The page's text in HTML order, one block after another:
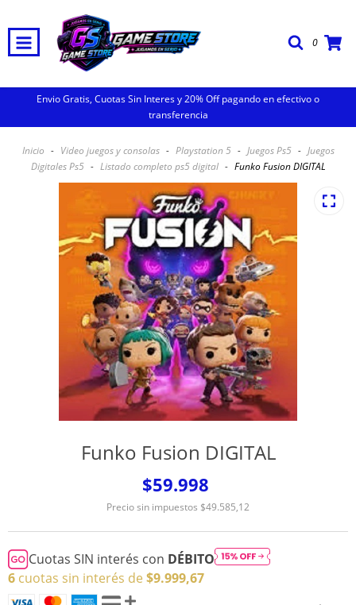
0
Envio Gratis, Cuotas Sin Interes y 20% Off pagando en efectivo o
transferencia
Inicio - Video juegos y consolas - Playstation 5 - Juegos Ps5 - Juegos
Digitales Ps5 - Listado completo ps5 digital - Funko Fusion DIGITAL
Funko Fusion DIGITAL
$59.998
Precio sin impuestos $49.585,12
Cuotas SIN interés con DÉBITO
6 cuotas sin interés de $9.999,67